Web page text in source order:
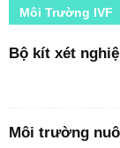
Môi Trường IVF
Bộ kít xét
Môi trường